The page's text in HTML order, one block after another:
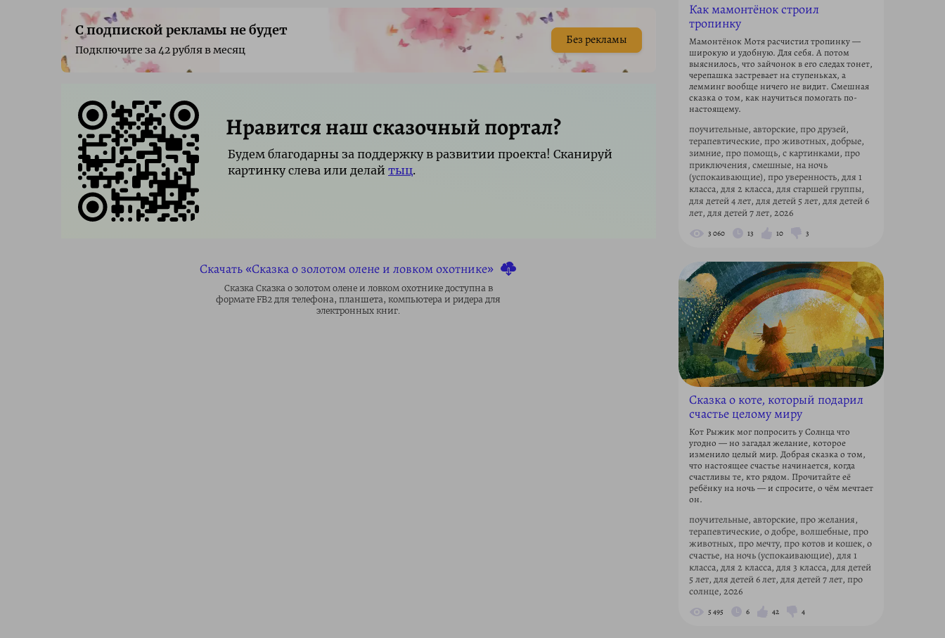
С подпиской рекламы не будет
Подключите за 42 рубля в месяц
Без рекламы
Нравится наш сказочный портал?
Будем благодарны за поддержку в развитии проекта! Сканируй
картинку слева или делай тыц.
Скачать «Сказка о золотом олене и ловком охотнике»
Сказка Сказка о золотом олене и ловком охотнике доступна в
формате FB2 для телефона, планшета, компьютера и ридера для
электронных книг.
Как мамонтёнок строил
тропинку
Мамонтёнок Мотя расчистил тропинку —
широкую и удобную. Для себя. А потом
выяснилось, что зайчонок в его следах тонет,
черепашка застревает на ступеньках, а
лемминг вообще ничего не видит. Смешная
сказка о том, как научиться помогать по-
настоящему.
поучительные, авторские, про друзей,
терапевтические, про животных, добрые,
зимние, про помощь, с картинками, про
приключения, смешные, на ночь
(успокаивающие), про уверенность, для 1
класса, для 2 класса, для старшей группы,
для детей 4 лет, для детей 5 лет, для детей 6
лет, для детей 7 лет, 2026
3 060 13 10 3
Сказка о коте, который подарил
счастье целому миру
Кот Рыжик мог попросить у Солнца что
угодно — но загадал желание, которое
изменило целый мир. Добрая сказка о том,
что настоящее счастье начинается, когда
счастливы те, кто рядом. Прочитайте её
ребёнку на ночь — и спросите, о чём мечтает
он.
поучительные, авторские, про желания,
терапевтические, о добре, волшебные, про
животных, про мечту, про котов и кошек, о
счастье, на ночь (успокаивающие), для 1
класса, для 2 класса, для 3 класса, для детей
5 лет, для детей 6 лет, для детей 7 лет, про
солнце, 2026
5 495 6 42 4